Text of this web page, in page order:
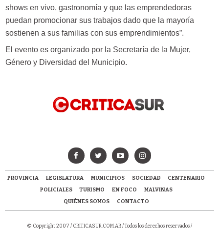
shows en vivo, gastronomía y que las emprendedoras
puedan promocionar sus trabajos dado que la mayoría
sostienen a sus familias con sus emprendimientos”.
El evento es organizado por la Secretaría de la Mujer,
Género y Diversidad del Municipio.
PROVINCIA LEGISLATURA MUNICIPIOS SOCIEDAD
CENTENARIO
POLICIALES
TURISMO EN FOCO
MALVINAS
QUIÉNES SOMOS
CONTACTO
© Copyright 2007 / CRITICASUR.COM.AR/ Todos los derechos reservados /